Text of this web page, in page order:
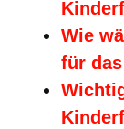
Wie
für